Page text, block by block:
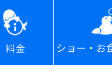
料金 ショー・お